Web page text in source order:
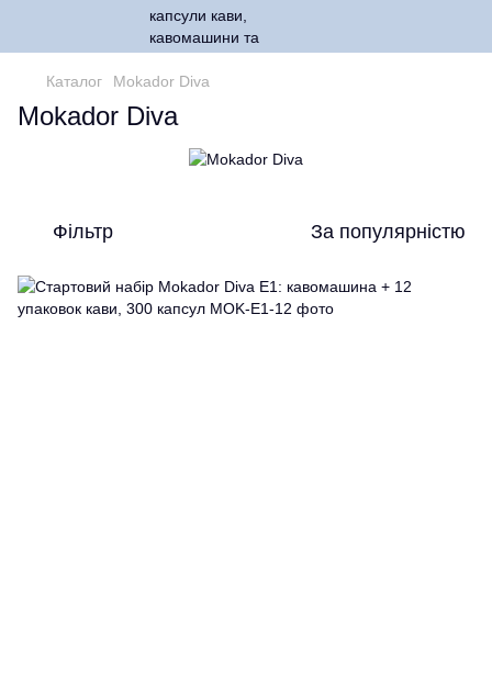
Каталог Mokador Diva
Mokador Diva
Фільтр За популярністю